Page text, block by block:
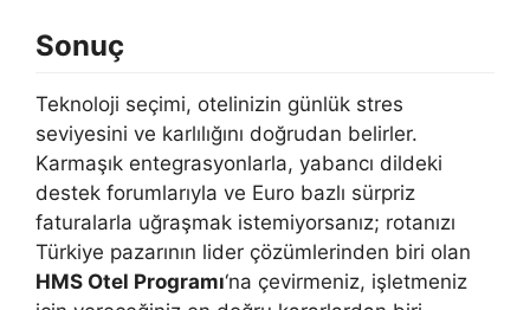
Sonuç
Teknoloji seçimi, otelinizin günlük stres
seviyesini ve karlılığını doğrudan belirler.
Karmaşık entegrasyonlarla, yabancı dildeki
destek forumlarıyla ve Euro bazlı sürpriz
faturalarla uğraşmak istemiyorsanız; rotanızı
Türkiye pazarının lider çözümlerinden biri olan
HMS Otel Programı‘na çevirmeniz, işletmeniz